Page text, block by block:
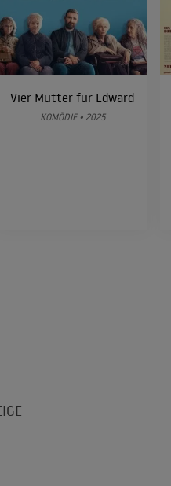
Vier Mütter für Edward
KOMÖDIE • 2025